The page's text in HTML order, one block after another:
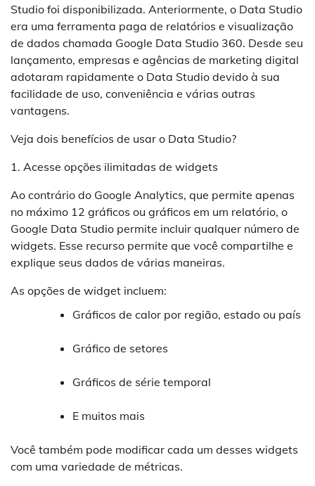
Studio foi disponibilizada. Anteriormente, o Data Studio
era uma ferramenta paga de relatórios e visualização
de dados chamada Google Data Studio 360. Desde seu
lançamento, empresas e agências de marketing digital
adotaram rapidamente o Data Studio devido à sua
facilidade de uso, conveniência e várias outras
vantagens.
Veja dois benefícios de usar o Data Studio?
1. Acesse opções ilimitadas de widgets
Ao contrário do Google Analytics, que permite apenas
no máximo 12 gráficos ou gráficos em um relatório, o
Google Data Studio permite incluir qualquer número de
widgets. Esse recurso permite que você compartilhe e
explique seus dados de várias maneiras.
As opções de widget incluem:
Gráficos de calor por região, estado ou país
Gráfico de setores
Gráficos de série temporal
E muitos mais
Você também pode modificar cada um desses widgets
com uma variedade de métricas.